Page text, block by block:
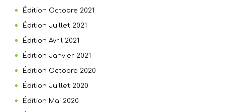
Édition Octobre 2021
Édition Juillet 2021
Édition Avril 2021
Édition Janvier 2021
Édition Octobre 2020
Édition Juillet 2020
Édition Mai 2020